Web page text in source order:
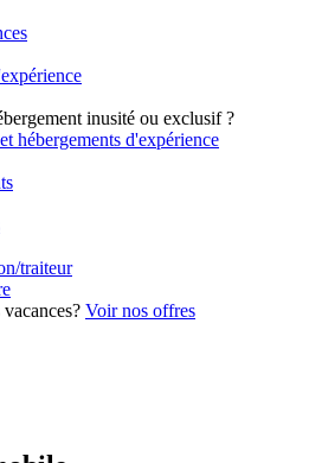
inusité ou exclusif ?
hébergements d'expérience
traiteur
Voir nos offres